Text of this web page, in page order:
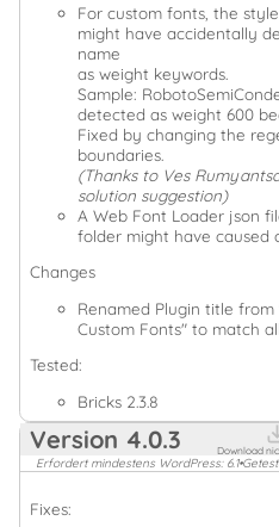
For custom fonts, the
might have accidentally
name
as weight keywords.
Sample:
detected as weight 600
Fixed by changing the
boundaries.
(Thanks to Ves
solution suggestion)
A Web Font Loader json
folder might have caused
Changes
Renamed Plugin title
Custom Fonts" to match
Tested:
Bricks 2.3.8
Version 4.0.3 Download
Erfordert mindestens WordPress: 6.1•
Fixes: